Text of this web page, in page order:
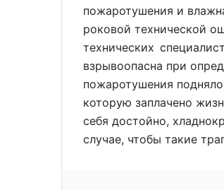
пожаротушения и
роковой технической
технических
взрывоопасна при
пожаротушения
которую заплачено
себя достойно,
случае, чтобы такие